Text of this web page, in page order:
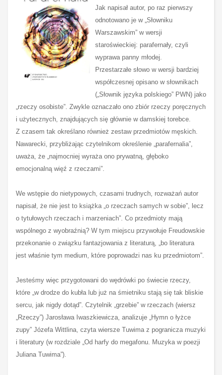
Jak napisał autor, po raz pierwszy
odnotowano je w „Słowniku
Warszawskim” w wersji
staroświeckiej: parafernały, czyli
wyprawa panny młodej.
Przestarzałe słowo w wersji bardziej
współczesnej opisano w słownikach
(„Słownik języka polskiego” PWN) jako
„rzeczy osobiste”. Zwykle oznaczało ono zbiór rzeczy poręcznych
i użytecznych, znajdujących się głównie w damskiej torebce.
Z czasem tak określano również zestaw przedmiotów męskich.
Nawarecki, przybliżając czytelnikom określenie „parafernalia”,
uważa, że „najmocniej wyraża ono prywatną, głęboko
emocjonalną więź z rzeczami”.
We wstępie do nietypowych, czasami trudnych, rozważań autor
napisał, że nie jest to książka „o rzeczach samych w sobie”, lecz
o tytułowych rzeczach i marzeniach”. Co przedmioty mają
wspólnego z wyobraźnią? W tym miejscu przywołuje Freudowskie
przekonanie o związku fantazjowania z literaturą, „bo literatura
jest właśnie tym medium, które poprowadzi nas ku przedmiotom”.
Jesteśmy więc przygotowani do wędrówki po świecie rzeczy,
które „w drodze do kubła lub już na śmietniku stają się tak bliskie
sercu, jak nigdy dotąd”. Czytelnik „grzebie” w rzeczach (wiersz
„Rzeczy”) Jarosława Iwaszkiewicza, analizuje „Hymn o łyżce
zupy” Józefa Wittlina, czyta wiersze Tuwima z pogranicza muzyki
i literatury (w rozdziale „Od harfy do megafonu. Muzyka w poezji
Juliana Tuwima”).